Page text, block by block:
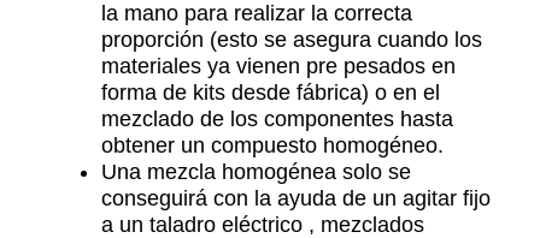
la mano para realizar la correcta
proporción (esto se asegura cuando los
materiales ya vienen pre pesados en
forma de kits desde fábrica) o en el
mezclado de los componentes hasta
obtener un compuesto homogéneo.
Una mezcla homogénea solo se
conseguirá con la ayuda de un agitar fijo
a un taladro eléctrico , mezclados